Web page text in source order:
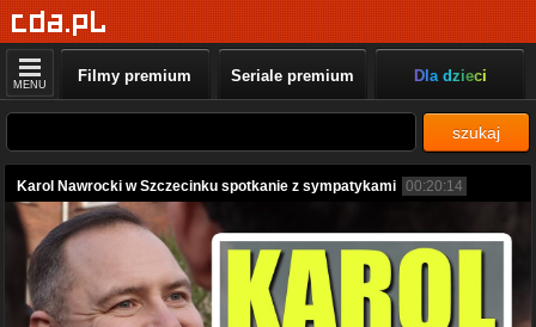
MENU Filmy premium Seriale premium Dla dzieci
szukaj
Karol Nawrocki w Szczecinku spotkanie z sympatykami 00:20:14